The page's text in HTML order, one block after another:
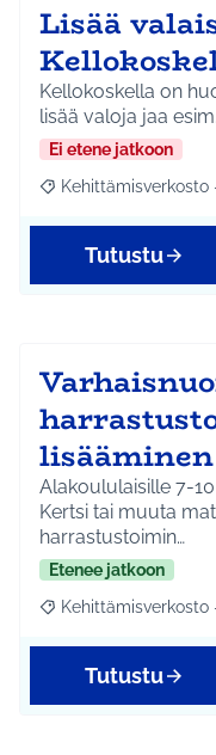
Lisää
Kellokoskella on
lisää valoja jaa
Ei etene jatkoon
Rajaa tulokset
Kehittämisverkosto
Tutustu
Alakoululaisille 7-
Kertsi tai muuta
harrastustoimin…
Etenee jatkoon
Rajaa tulokset
Kehittämisverkosto
Tutustu